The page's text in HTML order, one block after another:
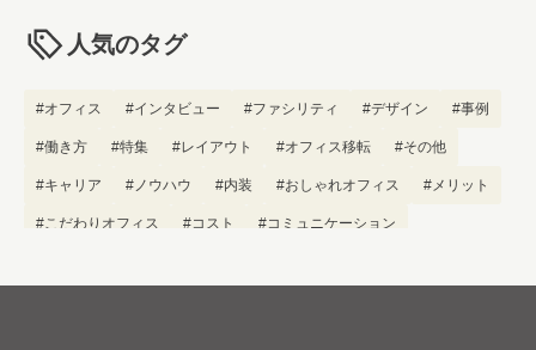
人気のタグ
#オフィス #インタビュー #ファシリティ #デザイン #事例
#働き方 #特集 #レイアウト #オフィス移転 #その他
#キャリア #ノウハウ #内装 #おしゃれオフィス #メリット
#こだわりオフィス #コスト #コミュニケーション